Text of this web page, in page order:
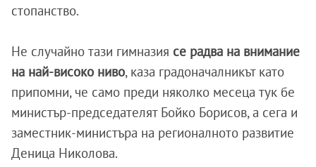
стопанство.
Не случайно тази гимназия се радва на внимание
на най-високо ниво, каза градоначалникът като
припомни, че само преди няколко месеца тук бе
министър-председателят Бойко Борисов, а сега и
заместник-министъра на регионалното развитие
Деница Николова.